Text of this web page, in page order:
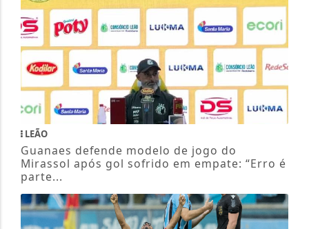
LEÃO
Guanaes defende modelo de jogo do
Mirassol após gol sofrido em empate: “Erro é
parte...